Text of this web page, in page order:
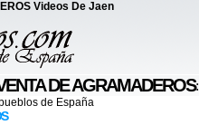
Videos De Jaen
DE AGRAMADEROS:
de España